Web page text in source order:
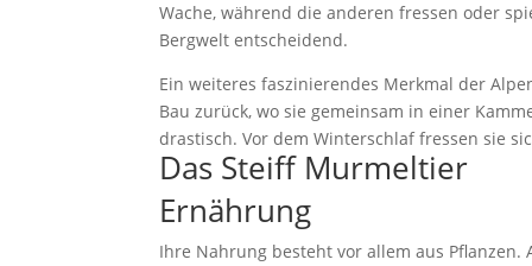
Wache, während die anderen fressen oder
Bergwelt entscheidend.
Ein weiteres faszinierendes Merkmal der
Bau zurück, wo sie gemeinsam in einer
drastisch. Vor dem Winterschlaf fressen sie
Das Steiff Murmeltier
Ernährung
Ihre Nahrung besteht vor allem aus